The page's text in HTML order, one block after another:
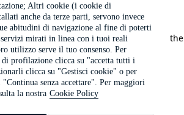
side exception has occurred (see the
for more information).
Altri cookie (i cookie di
anche da terze parti, servono invece
abitudini di navigazione al fine di poterti
mirati in linea con i tuoi reali
utilizzo serve il tuo consenso. Per
di profilazione clicca su "accetta tutti i
clicca su "Gestisci cookie" o per
senza accettare". Per maggiori
la nostra Cookie Policy